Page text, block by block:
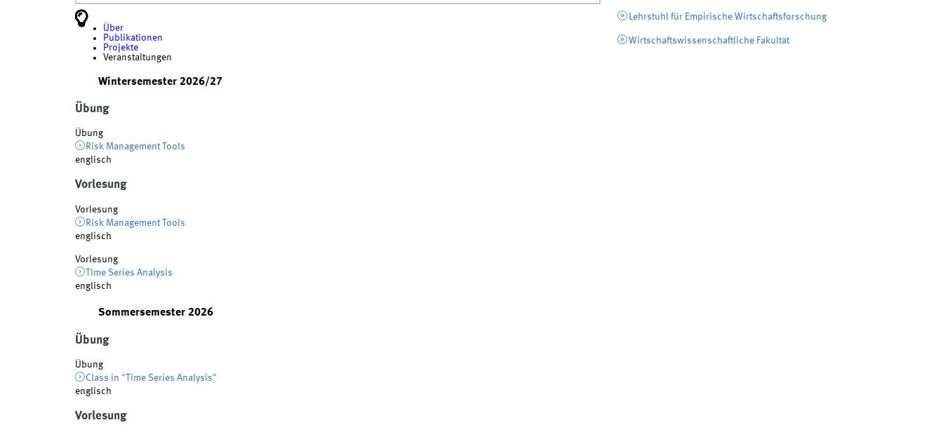
Über
Publikationen
Projekte
Veranstaltungen
Wintersemester 2026/27
Übung
Übung
Risk Management Tools
englisch
Vorlesung
Vorlesung
Risk Management Tools
englisch
Vorlesung
TIme Series Analysis
englisch
Sommersemester 2026
Übung
Übung
Class in "Time Series Analysis"
englisch
Vorlesung
Lehrstuhl für Empirische Wirtschaftsforschung
Wirtschaftswissenschaftliche Fakultät